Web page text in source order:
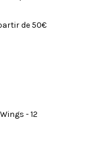
de 50€
- 12